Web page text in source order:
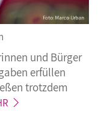
und Bürger
erfüllen
trotzdem